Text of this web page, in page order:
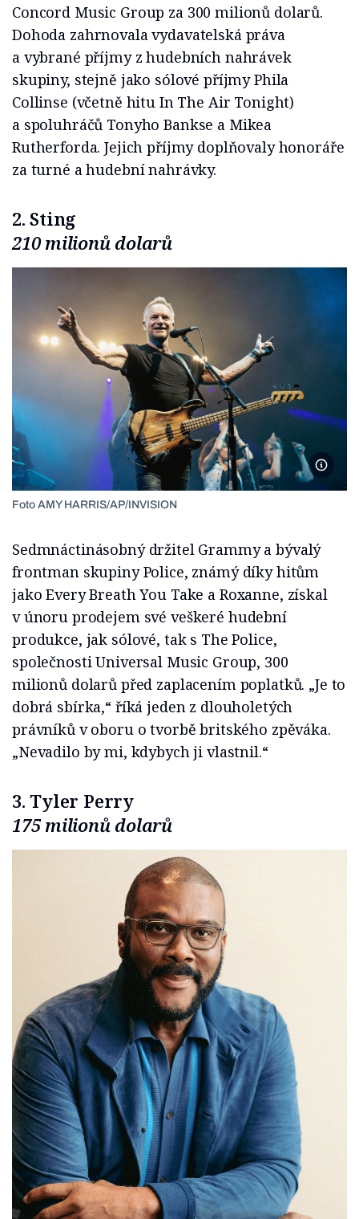
Concord Music Group za 300 milionů dolarů.
Dohoda zahrnovala vydavatelská práva
a vybrané příjmy z hudebních nahrávek
skupiny, stejně jako sólové příjmy Phila
Collinse (včetně hitu In The Air Tonight)
a spoluhráčů Tonyho Bankse a Mikea
Rutherforda. Jejich příjmy doplňovaly honoráře
za turné a hudební nahrávky.
2. Sting
210 milionů dolarů
Foto AMY HARRIS/AP/INVISION
Sedmnáctinásobný držitel Grammy a bývalý
frontman skupiny Police, známý díky hitům
jako Every Breath You Take a Roxanne, získal
v únoru prodejem své veškeré hudební
produkce, jak sólové, tak s The Police,
společnosti Universal Music Group, 300
milionů dolarů před zaplacením poplatků. „Je to
dobrá sbírka,“ říká jeden z dlouholetých
právníků v oboru o tvorbě britského zpěváka.
„Nevadilo by mi, kdybych ji vlastnil.“
3. Tyler Perry
175 milionů dolarů